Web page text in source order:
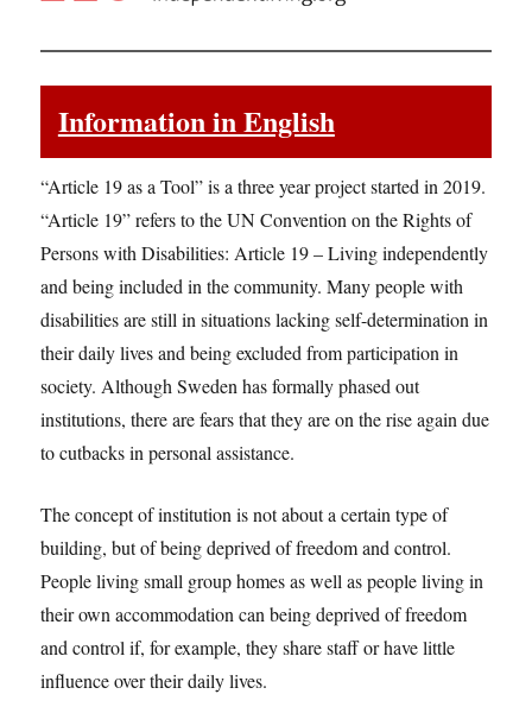
Information in English
“Article 19 as a Tool” is a three year project started in 2019.
“Article 19” refers to the UN Convention on the Rights of
Persons with Disabilities: Article 19 – Living independently
and being included in the community. Many people with
disabilities are still in situations lacking self-determination in
their daily lives and being excluded from participation in
society. Although Sweden has formally phased out
institutions, there are fears that they are on the rise again due
to cutbacks in personal assistance.
The concept of institution is not about a certain type of
building, but of being deprived of freedom and control.
People living small group homes as well as people living in
their own accommodation can being deprived of freedom
and control if, for example, they share staff or have little
influence over their daily lives.